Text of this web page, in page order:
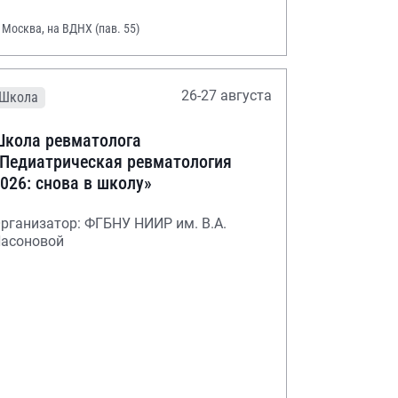
Москва, на ВДНХ (пав. 55)
Школа 26-27 августа
ревматолога
ревматология
снова в школу»
ФГБНУ НИИР им. В.А.